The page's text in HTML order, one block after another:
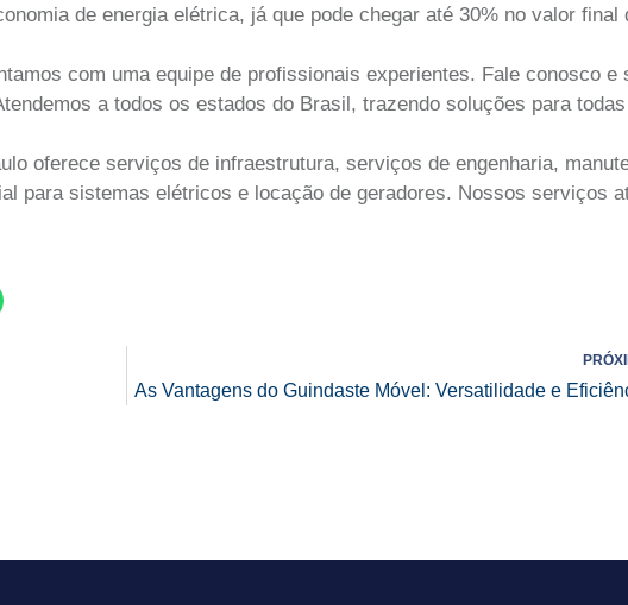
de energia elétrica, já que pode chegar até 30% no valor final
com uma equipe de profissionais experientes. Fale conosco e
a todos os estados do Brasil, trazendo soluções para
oferece serviços de infraestrutura, serviços de engenharia,
para sistemas elétricos e locação de geradores. Nossos serviços
As Vantagens do Guindaste Móvel: Versatilidade e